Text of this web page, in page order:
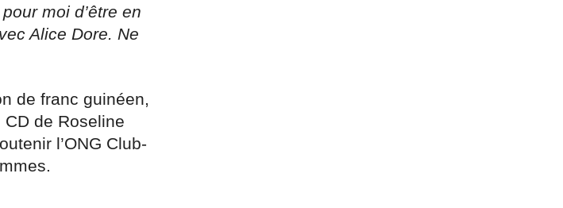
moi d’être en
Alice Dore. Ne
de franc guinéen,
de Roseline
l’ONG Club-